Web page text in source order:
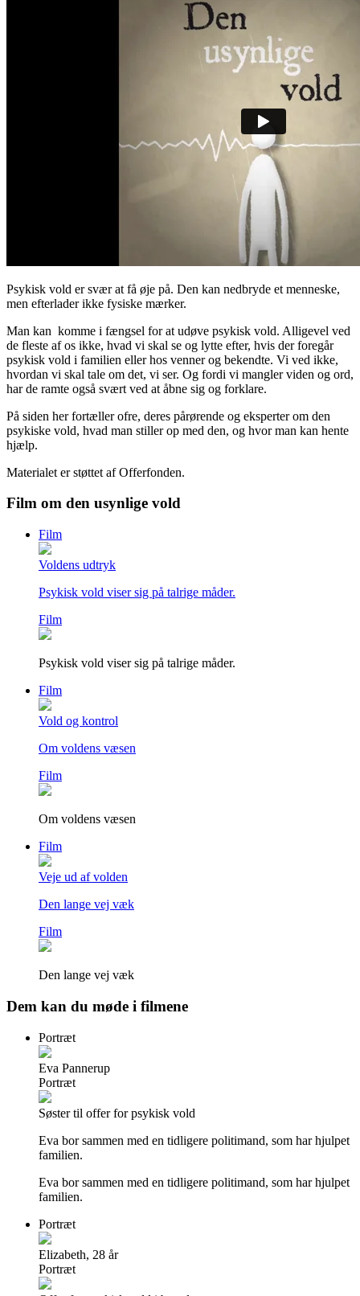
Psykisk vold er svær at få øje på. Den kan nedbryde et menneske,
men efterlader ikke fysiske mærker.
Man kan komme i fængsel for at udøve psykisk vold. Alligevel ved
de fleste af os ikke, hvad vi skal se og lytte efter, hvis der foregår
psykisk vold i familien eller hos venner og bekendte. Vi ved ikke,
hvordan vi skal tale om det, vi ser. Og fordi vi mangler viden og ord,
har de ramte også svært ved at åbne sig og forklare.
På siden her fortæller ofre, deres pårørende og eksperter om den
psykiske vold, hvad man stiller op med den, og hvor man kan hente
hjælp.
Materialet er støttet af Offerfonden.
Film om den usynlige vold
Film
Voldens udtryk
Psykisk vold viser sig på talrige måder.
Film
Psykisk vold viser sig på talrige måder.
Film
Vold og kontrol
Om voldens væsen
Film
Om voldens væsen
Film
Veje ud af volden
Den lange vej væk
Film
Den lange vej væk
Dem kan du møde i filmene
Portræt
Eva Pannerup
Portræt
Søster til offer for psykisk vold
Eva bor sammen med en tidligere politimand, som har hjulpet
familien.
Eva bor sammen med en tidligere politimand, som har hjulpet
familien.
Portræt
Elizabeth, 28 år
Portræt